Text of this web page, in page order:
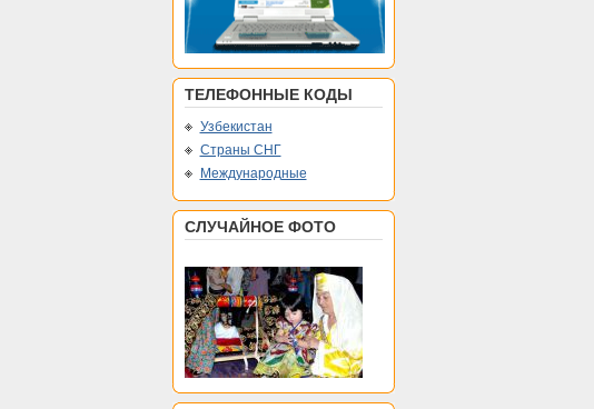
ТЕЛЕФОННЫЕ КОДЫ
Узбекистан
Страны СНГ
Международные
СЛУЧАЙНОЕ ФОТО